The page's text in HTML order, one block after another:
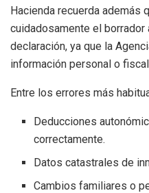
Hacienda recuerda además
cuidadosamente el borrador
declaración, ya que la
información personal o
Entre los errores más
Deducciones
correctamente.
Datos catastrales de
Cambios familiares o